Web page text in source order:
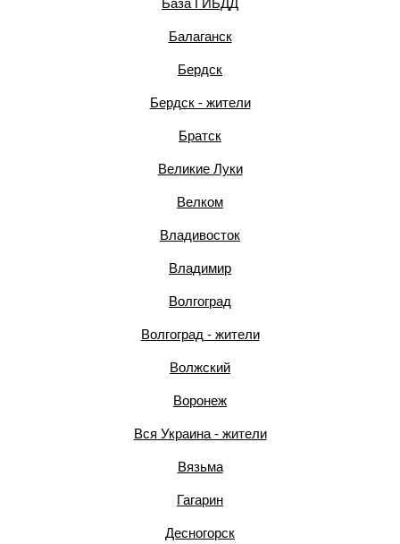
База ГИБДД
Балаганск
Бердск
Бердск - жители
Братск
Великие Луки
Велком
Владивосток
Владимир
Волгоград
Волгоград - жители
Волжский
Воронеж
Вся Украина - жители
Вязьма
Гагарин
Десногорск